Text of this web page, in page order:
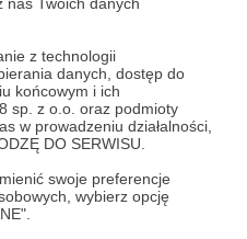
z technologii
danych, dostęp do
końcowym i ich
sp. z o.o. oraz podmioty
w prowadzeniu działalności,
DO SERWISU.
swoje preferencje
wybierz opcję
profilu należy
Autora, w Panelu
sekcji “Dane
Twoje Dane ”. W polu
wpisać nazwę,
w linku.